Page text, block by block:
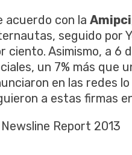
acuerdo con la Amipci
seguido por
ciento. Asimismo, a 6
un 7% más que
en las redes
a estas firmas
Report 2013